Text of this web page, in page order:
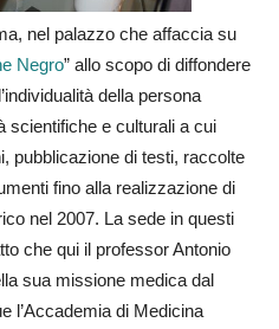
nel palazzo che affaccia su
Negro” allo scopo di diffondere
della persona
scientifiche e culturali a cui
pubblicazione di testi, raccolte
fino alla realizzazione di
nel 2007. La sede in questi
che qui il professor Antonio
sua missione medica dal
l’Accademia di Medicina